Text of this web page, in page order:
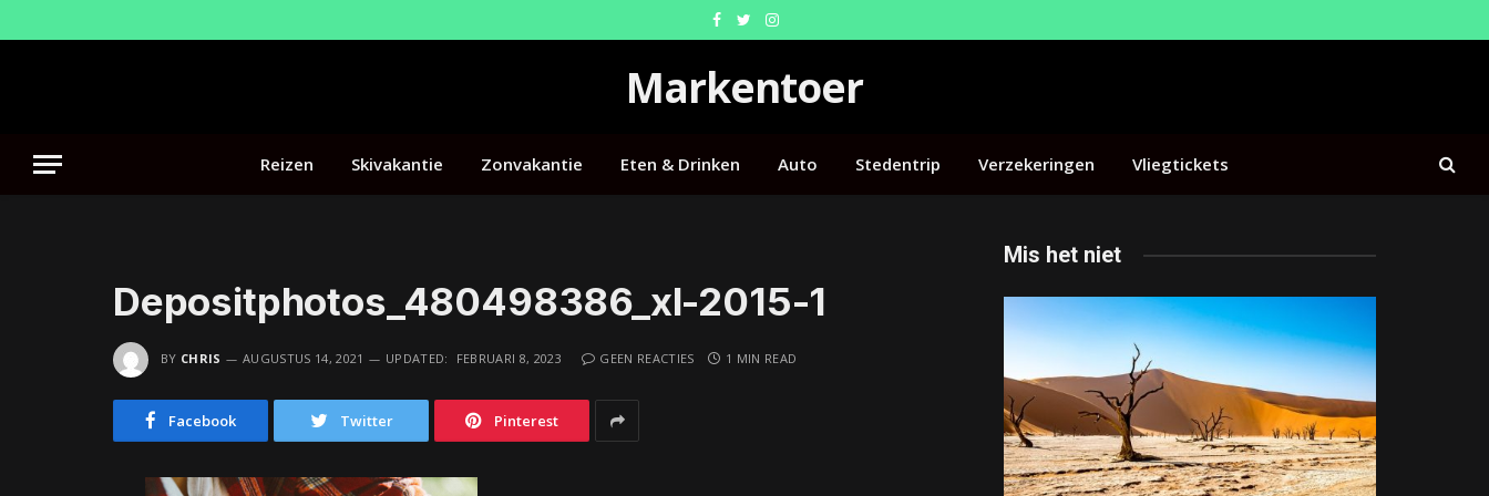
Facebook
TwitterInstagram
Markentoer
Reizen Skivakantie Zonvakantie Eten & Drinken Auto Stedentrip Verzekeringen Vliegtickets
Depositphotos_480498386_xl-2015-1
BY CHRIS AUGUSTUS 14, 2021 UPDATED: FEBRUARI 8, 2023 GEEN REACTIES 1 MIN READ
Facebook Twitter Pinterest
Mis het niet